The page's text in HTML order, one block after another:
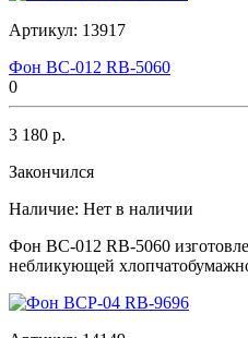
Артикул: 13917
Фон BC-012 RB-5060
0
3 180 р.
Закончился
Наличие: Нет в наличии
Фон BC-012 RB-5060
небликующей